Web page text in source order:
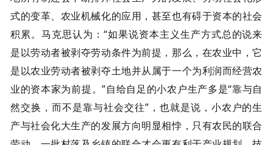
式的变革、农业机械化的应用，甚至也有碍于资本的社会
积累。马克思认为：“如果说资本主义生产方式总的说来
是以劳动者被剥夺劳动条件为前提，那么，在农业中，它
是以农业劳动者被剥夺土地并从属于一个为利润而经营农
业的资本家为前提。”自给自足的小农户生产多是“靠与自
然交换，而不是靠与社会交往”，也就是说，小农户的生
产与社会化大生产的发展方向明显相悖，只有农民的联合